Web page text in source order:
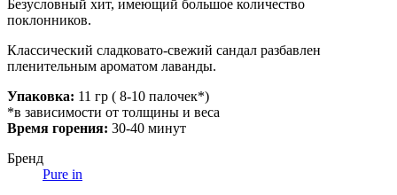
Безусловный хит, имеющий большое количество
поклонников.
Классический сладковато-свежий сандал разбавлен
пленительным ароматом лаванды.
Упаковка: 11 гр ( 8-10 палочек*)
*в зависимости от толщины и веса
Время горения: 30-40 минут
Бренд
Pure in